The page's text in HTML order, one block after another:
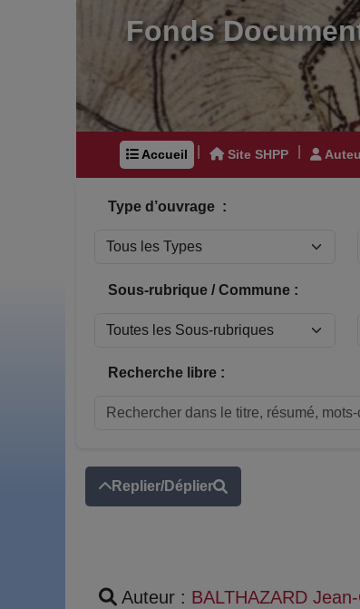
Fonds
Accueil Site SHPP
Type d’ouvrage :
Sous-rubrique / Commune :
Recherche libre :
Replier/Déplier
Auteur : BALTHAZARD